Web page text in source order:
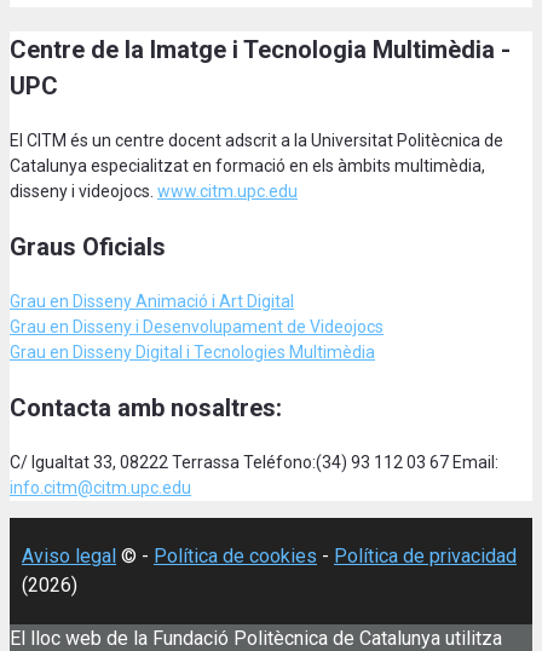
Centre de la Imatge i Tecnologia Multimèdia -
UPC
El CITM és un centre docent adscrit a la Universitat Politècnica de
Catalunya especialitzat en formació en els àmbits multimèdia,
disseny i videojocs. www.citm.upc.edu
Graus Oficials
Grau en Disseny Animació i Art Digital
Grau en Disseny i Desenvolupament de Videojocs
Grau en Disseny Digital i Tecnologies Multimèdia
Contacta amb nosaltres:
C/ Igualtat 33, 08222 Terrassa Teléfono:(34) 93 112 03 67 Email:
info.citm@citm.upc.edu
Aviso legal © - Política de cookies - Política de privacidad
(2026)
El lloc web de la Fundació Politècnica de Catalunya utilitza